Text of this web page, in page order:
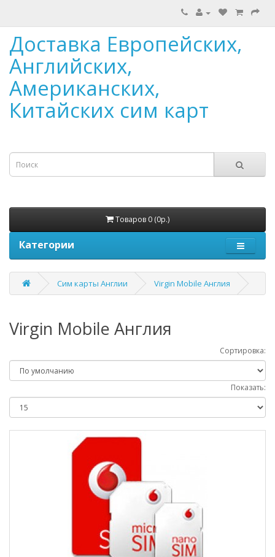
Доставка Европейских,
Английских,
Американских,
Китайских сим карт
Товаров 0 (0р.)
Категории
Сим карты Англии Virgin Mobile Англия
Virgin Mobile Англия
Сортировка:
Показать: